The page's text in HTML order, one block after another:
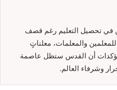
في تحصيل التعليم رغم قصف
والمعلمات، معلناتٍ
أن القدس ستظل عاصمة
وشرفاء العالم.